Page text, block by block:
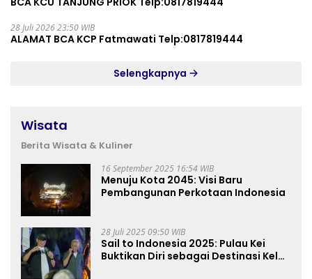
28 Juli 2026 23:50 WIB
ALAMAT BCA KCP Fatmawati Telp:0817819444
Selengkapnya
Wisata
Berita Wisata & Kuliner
16 September 2025 16:54 WIB
Menuju Kota 2045: Visi Baru
Pembangunan Perkotaan Indonesia
28 Juli 2025 09:50 WIB
Sail to Indonesia 2025: Pulau Kei
Buktikan Diri sebagai Destinasi Kelas